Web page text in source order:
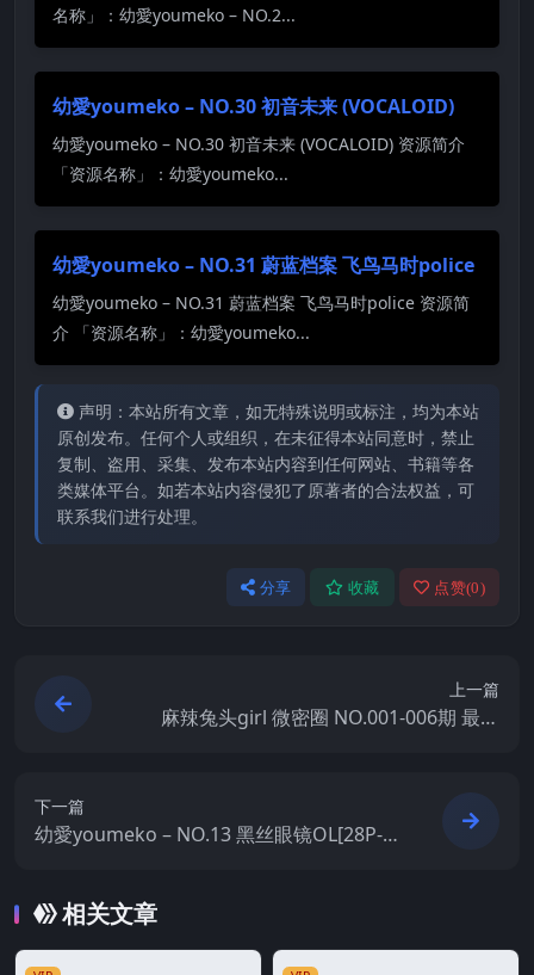
名称」：幼愛youmeko – NO.2...
幼愛youmeko – NO.30 初音未来 (VOCALOID)
幼愛youmeko – NO.30 初音未来 (VOCALOID) 资源简介
「资源名称」：幼愛youmeko...
幼愛youmeko – NO.31 蔚蓝档案 飞鸟马时police
幼愛youmeko – NO.31 蔚蓝档案 飞鸟马时police 资源简
介 「资源名称」：幼愛youmeko...
声明：本站所有文章，如无特殊说明或标注，均为本站
原创发布。任何个人或组织，在未征得本站同意时，禁止
复制、盗用、采集、发布本站内容到任何网站、书籍等各
类媒体平台。如若本站内容侵犯了原著者的合法权益，可
联系我们进行处理。
分享 收藏 点赞(0)
上一篇
麻辣兔头girl 微密圈 NO.001-006期 最新
下一篇
幼愛youmeko – NO.13 黑丝眼镜OL[28P-87
相关文章